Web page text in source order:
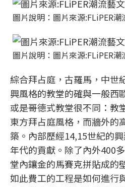
圖片說明：圖片來源:FLiPER
圖片說明：圖片來源:FLiPER
綜合拜占庭，古羅馬，中世
興風格的教堂的確與一般西
或是哥德式教堂很不同：教
東方拜占庭風格，而牆外的
築。內部歷經14,15世紀的
年代的貢獻。除了內外400
堂內鑲金的馬賽克拼貼成的
如此費工的工程是如何進行